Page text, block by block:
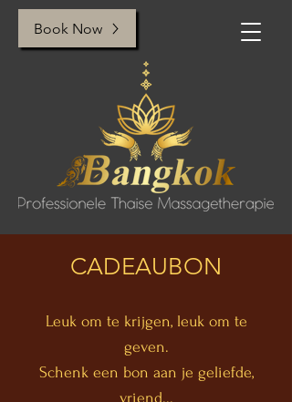
Book Now
CADEAUBON
Leuk om te krijgen, leuk om te
geven.
Schenk een bon aan je geliefde,
vriend...